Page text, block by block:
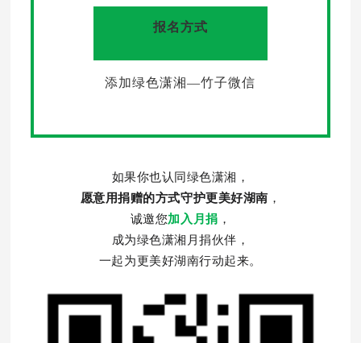
报名方式
添加绿色潇湘—竹子微信
如果你也认同绿色潇湘，
愿意用捐赠的方式守护更美好湖南 ，
诚邀您加入月捐 ，
成为绿色潇湘月捐伙伴，
一起为更美好湖南行动起来。